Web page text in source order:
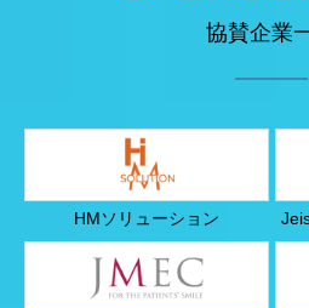
協賛企業
HMソリューション